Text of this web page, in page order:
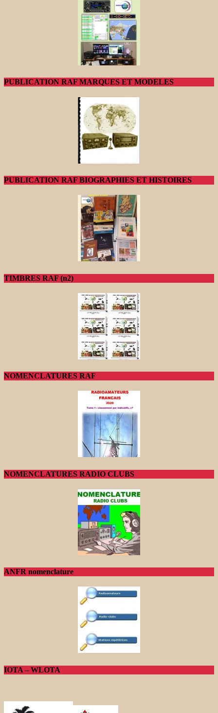
PUBLICATION RAF MARQUES ET MODELES
PUBLICATION RAF BIOGRAPHIES ET HISTOIRES
TIMBRES RAF (n2)
NOMENCLATURES RAF
NOMENCLATURES RADIO CLUBS
ANFR nomenclature
IOTA – WLOTA